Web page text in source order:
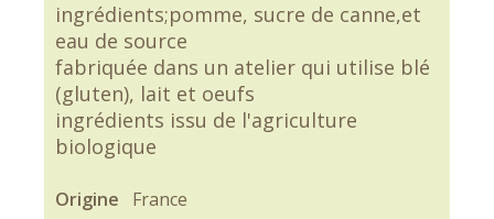
ingrédients;pomme, sucre de canne,et
eau de source
fabriquée dans un atelier qui utilise blé
(gluten), lait et oeufs
ingrédients issu de l'agriculture
biologique
Origine France